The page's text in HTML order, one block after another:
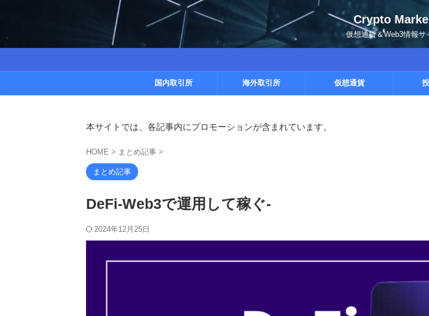
Crypto
仮想通貨＆Web3情報サ
国内取引所 海外取引所 仮想通貨
本サイトでは、各記事内にプロモーションが含まれています。
HOME > まとめ記事 >
まとめ記事
DeFi-Web3で運用して稼ぐ-
2024年12月25日